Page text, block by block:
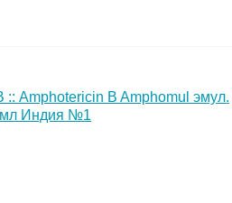
Amphotericin B Amphomul эмул.
Индия №1